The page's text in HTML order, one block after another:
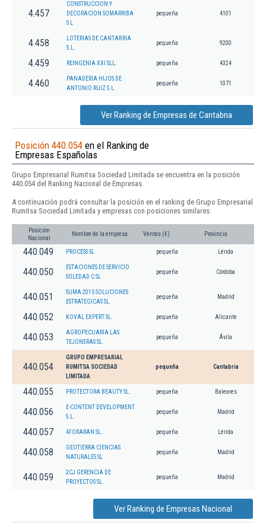
4.457
CONSTRUCCION Y
DECORACION SOMARRIBA
S L
pequeña 4101
4.458
LOTERIAS DE CANTABRIA
S.L.
pequeña 9200
4.459 REINGENIA XXI SLL. pequeña 4324
4.460
PANADERIA HIJOS DE
ANTONIO RUIZ S.L.
pequeña 1071
Ver Ranking de Empresas de Cantabria
Posición 440.054 en el Ranking de
Empresas Españolas
Grupo Empresarial Rumitsa Sociedad Limitada se encuentra en la posición
440.054 del Ranking Nacional de Empresas.
A continuación podrá consultar la posición en el ranking de Grupo Empresarial
Rumitsa Sociedad Limitada y empresas con posiciones similares:
Posición
Nacional
Nombre de la empresa Ventas (€) Provincia
440.049 PROCESS SL pequeña Lérida
440.050
ESTACIONES DE SERVICIO
SOLEDAD C SL
pequeña Córdoba
440.051
SUMA 2015 SOLUCIONES
ESTRATEGICAS SL.
pequeña Madrid
440.052 KOVAL EXPERT SL. pequeña Alicante
440.053
AGROPECUARIA LAS
TEJONERAS SL.
pequeña Ávila
440.054
GRUPO EMPRESARIAL
RUMITSA SOCIEDAD
LIMITADA
pequeña Cantabria
440.055 PROTECTORA BEAUTY SL. pequeña Baleares
440.056
E-CONTENT DEVELOPMENT
S.L.
pequeña Madrid
440.057 4FORARAN SL. pequeña Lérida
440.058
GEOTIERRA CIENCIAS
NATURALES SL
pequeña Madrid
440.059
2CJ GERENCIA DE
PROYECTOS SL.
pequeña Madrid
Ver Ranking de Empresas Nacional